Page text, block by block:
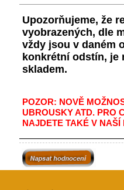
Upozorňujeme, že
vyobrazených, dle
vždy jsou v daném
konkrétní odstín, je
skladem.
POZOR: NOVĚ
UBROUSKY ATD. PRO
NAJDETE TAKÉ V NAŠÍ